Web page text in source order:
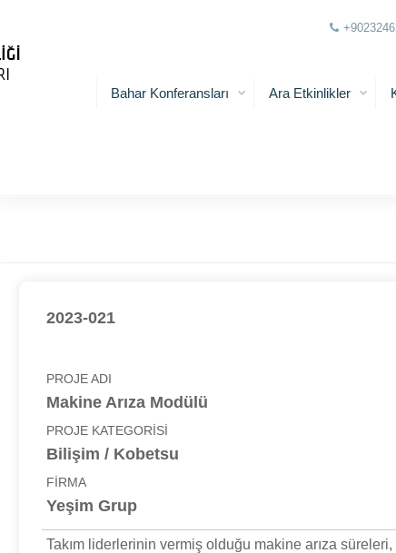
Bahar Konferansları Ara Etkinlikler
2023-021
PROJE ADI
Makine Arıza Modülü
PROJE KATEGORİSİ
Bilişim / Kobetsu
FİRMA
Yeşim Grup
Takım liderlerinin vermiş olduğu makine arıza